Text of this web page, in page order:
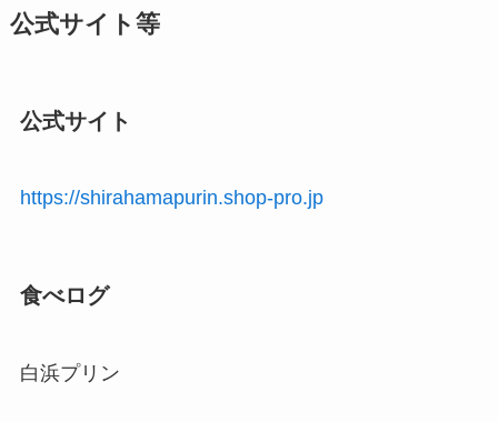
公式サイト等
公式サイト
https://shirahamapurin.shop-pro.jp
食べログ
白浜プリン